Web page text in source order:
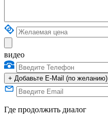
видео
+ Добавьте E-Mail (по желанию)
Где продолжить диалог